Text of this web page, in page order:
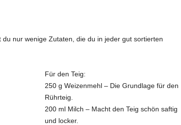
nur wenige Zutaten, die du in jeder gut sortierten
Für den Teig:
250 g Weizenmehl – Die Grundlage für den
Rührteig.
200 ml Milch – Macht den Teig schön saftig
und locker.